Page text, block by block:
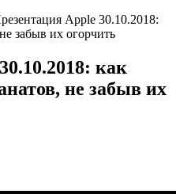
Apple 30.10.2018:
забыв их огорчить
как
не забыв их